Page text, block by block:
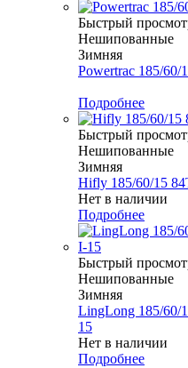
Быстрый
Нешипованные
Зимняя
Powertrac 185/60/
Подробнее
Быстрый
Нешипованные
Зимняя
Hifly 185/60/15
Нет в наличии
Подробнее
Быстрый
Нешипованные
Зимняя
LingLong 185/60/
15
Нет в наличии
Подробнее